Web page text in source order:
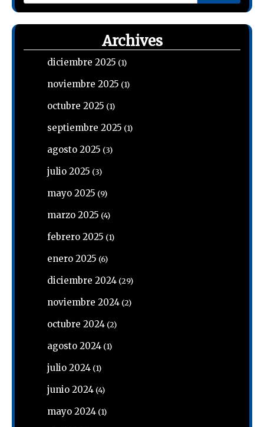
Archives
diciembre 2025 (1)
noviembre 2025 (1)
octubre 2025 (1)
septiembre 2025 (1)
agosto 2025 (3)
julio 2025 (3)
mayo 2025 (9)
marzo 2025 (4)
febrero 2025 (1)
enero 2025 (6)
diciembre 2024 (29)
noviembre 2024 (2)
octubre 2024 (2)
agosto 2024 (1)
julio 2024 (1)
junio 2024 (4)
mayo 2024 (1)